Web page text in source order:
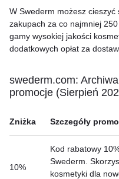
W Swederm możesz
zakupach za co najmniej
gamy wysokiej jakości
dodatkowych opłat za
swederm.com:
promocje (Sierpień
Zniżka Szczegóły
10%
Kod rabatowy
Swederm.
kosmetyki dla